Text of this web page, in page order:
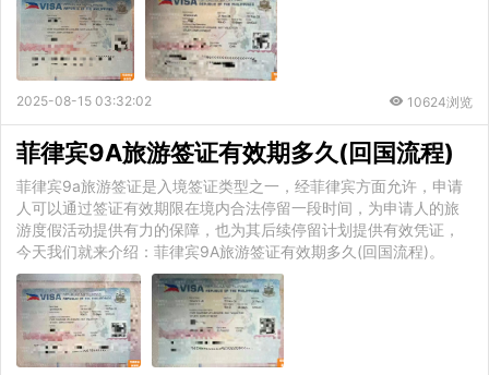
2025-08-15 03:32:02 10624浏览
菲律宾9A旅游签证有效期多久(回国流程)
菲律宾9a旅游签证是入境签证类型之一，经菲律宾方面允许，申请
人可以通过签证有效期限在境内合法停留一段时间，为申请人的旅
游度假活动提供有力的保障，也为其后续停留计划提供有效凭证，
今天我们就来介绍：菲律宾9A旅游签证有效期多久(回国流程)。